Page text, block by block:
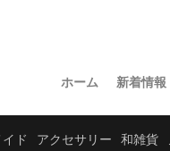
ホーム 新着情報
ド アクセサリー 和雑貨